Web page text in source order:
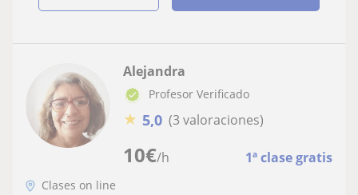
10€/h 1ª clase gratis
Alejandra
Profesor Verificado
★ 5,0 (3 valoraciones)
Clases on line